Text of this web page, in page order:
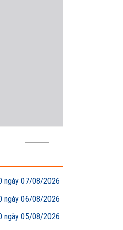
ngày 07/08/2026
ngày 06/08/2026
ngày 05/08/2026